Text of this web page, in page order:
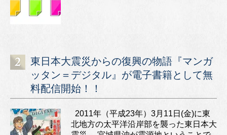
東日本大震災からの復興の物語『マンガ
ッタン＝デジタル』が電子書籍として無
料配信開始！！
2011年（平成23年）3月11日(金)に東
北地方の太平洋沿岸部を襲った東日本大